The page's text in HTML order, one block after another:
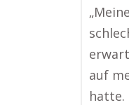
auf
hatte.